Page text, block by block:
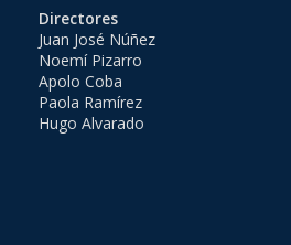
Directores
Juan José Núñez
Noemí Pizarro
Apolo Coba
Paola Ramírez
Hugo Alvarado